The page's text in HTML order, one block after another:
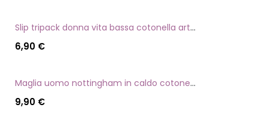
Slip tripack donna vita bassa cotonella art 3165 in cotone elasticizzato
6,90 €
Maglia uomo nottingham in caldo cotone scollo a v manica lunga
9,90 €